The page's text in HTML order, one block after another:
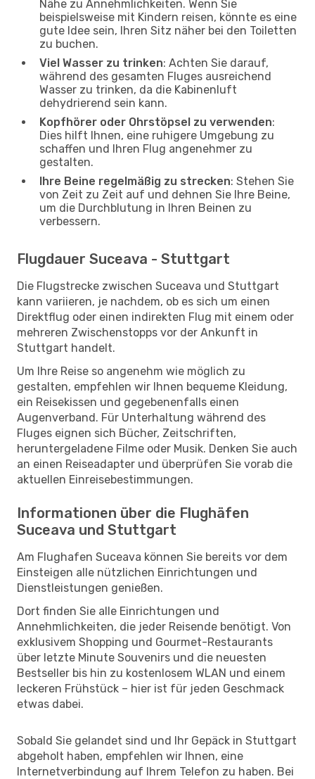
Nähe zu Annehmlichkeiten. Wenn Sie
beispielsweise mit Kindern reisen, könnte es eine
gute Idee sein, Ihren Sitz näher bei den Toiletten
zu buchen.
Viel Wasser zu trinken: Achten Sie darauf,
während des gesamten Fluges ausreichend
Wasser zu trinken, da die Kabinenluft
dehydrierend sein kann.
Kopfhörer oder Ohrstöpsel zu verwenden:
Dies hilft Ihnen, eine ruhigere Umgebung zu
schaffen und Ihren Flug angenehmer zu
gestalten.
Ihre Beine regelmäßig zu strecken: Stehen Sie
von Zeit zu Zeit auf und dehnen Sie Ihre Beine,
um die Durchblutung in Ihren Beinen zu
verbessern.
Flugdauer Suceava - Stuttgart
Die Flugstrecke zwischen Suceava und Stuttgart
kann variieren, je nachdem, ob es sich um einen
Direktflug oder einen indirekten Flug mit einem oder
mehreren Zwischenstopps vor der Ankunft in
Stuttgart handelt.
Um Ihre Reise so angenehm wie möglich zu
gestalten, empfehlen wir Ihnen bequeme Kleidung,
ein Reisekissen und gegebenenfalls einen
Augenverband. Für Unterhaltung während des
Fluges eignen sich Bücher, Zeitschriften,
heruntergeladene Filme oder Musik. Denken Sie auch
an einen Reiseadapter und überprüfen Sie vorab die
aktuellen Einreisebestimmungen.
Informationen über die Flughäfen
Suceava und Stuttgart
Am Flughafen Suceava können Sie bereits vor dem
Einsteigen alle nützlichen Einrichtungen und
Dienstleistungen genießen.
Dort finden Sie alle Einrichtungen und
Annehmlichkeiten, die jeder Reisende benötigt. Von
exklusivem Shopping und Gourmet-Restaurants
über letzte Minute Souvenirs und die neuesten
Bestseller bis hin zu kostenlosem WLAN und einem
leckeren Frühstück – hier ist für jeden Geschmack
etwas dabei.
Sobald Sie gelandet sind und Ihr Gepäck in Stuttgart
abgeholt haben, empfehlen wir Ihnen, eine
Internetverbindung auf Ihrem Telefon zu haben. Bei